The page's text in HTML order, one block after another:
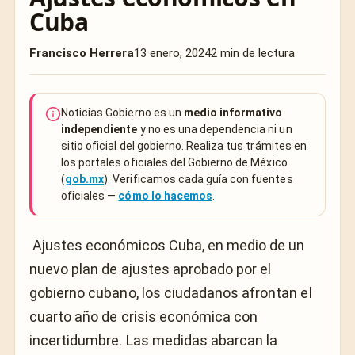
Cuba
Francisco Herrera13 enero, 20242 min de lectura
Noticias Gobierno es un medio informativo
independiente y no es una dependencia ni un
sitio oficial del gobierno. Realiza tus trámites en
los portales oficiales del Gobierno de México
(gob.mx). Verificamos cada guía con fuentes
oficiales — cómo lo hacemos
Ajustes económicos Cuba, en medio de un
nuevo plan de ajustes aprobado por el
gobierno cubano, los ciudadanos afrontan el
cuarto año de crisis económica con
incertidumbre. Las medidas abarcan la